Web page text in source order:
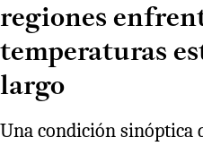
regiones
temperaturas
largo
Una condición sinóptica